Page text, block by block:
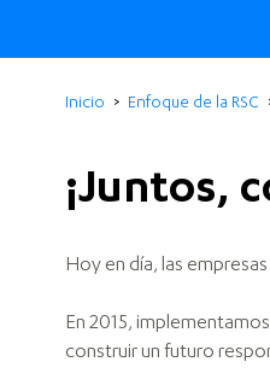
Inicio Enfoque de la RSC
¡Juntos,
Hoy en día, las
En 2015,
construir un futuro